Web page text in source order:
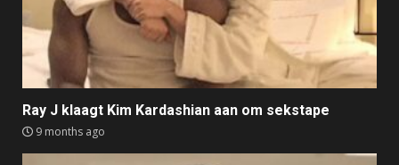
Ray J klaagt Kim Kardashian aan om sekstape
9 months ago